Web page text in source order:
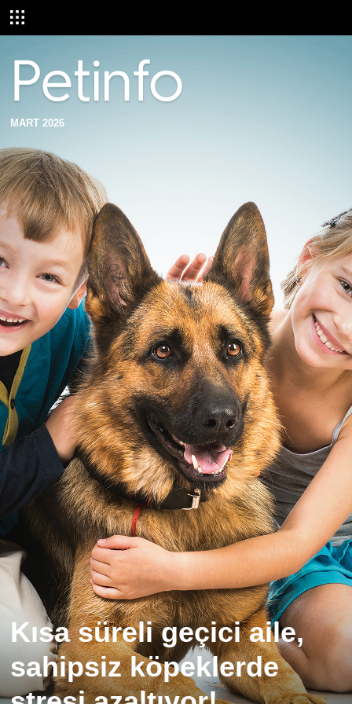
MART 2026
Kısa süreli geçici aile,
sahipsiz köpeklerde